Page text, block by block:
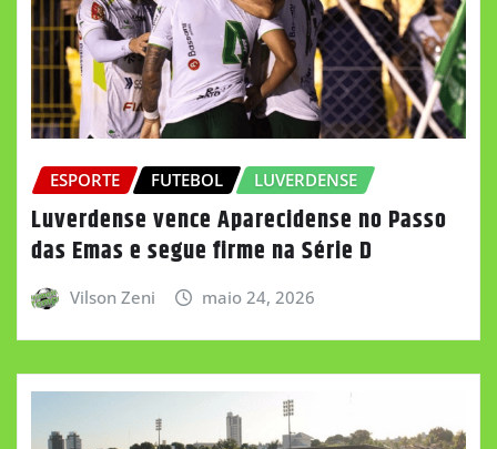
ESPORTE FUTEBOL LUVERDENSE
Luverdense vence Aparecidense no Passo
das Emas e segue firme na Série D
Vilson Zeni maio 24, 2026